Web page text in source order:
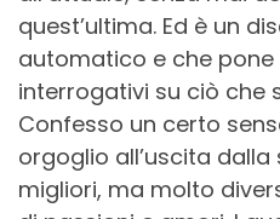
quest’ultima. Ed è un
automatico e che
interrogativi su ciò che
Confesso un certo
orgoglio all’uscita dalla
migliori, ma molto